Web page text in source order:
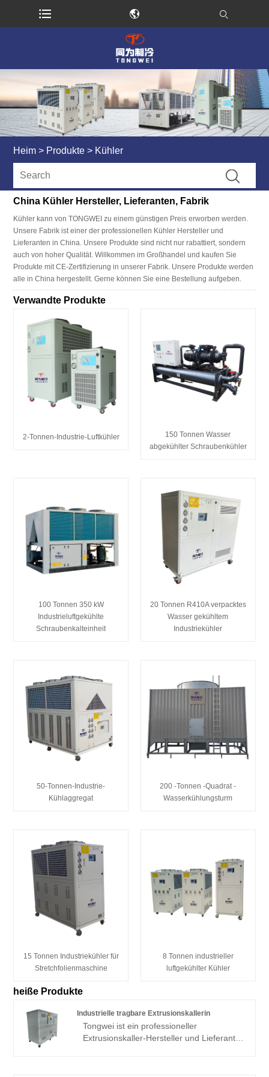
Heim > Produkte > Kühler
China Kühler Hersteller, Lieferanten, Fabrik
Kühler kann von TONGWEI zu einem günstigen Preis erworben werden.
Unsere Fabrik ist einer der professionellen Kühler Hersteller und
Lieferanten in China. Unsere Produkte sind nicht nur rabattiert, sondern
auch von hoher Qualität. Willkommen im Großhandel und kaufen Sie
Produkte mit CE-Zertifizierung in unserer Fabrik. Unsere Produkte werden
alle in China hergestellt. Gerne können Sie eine Bestellung aufgeben.
Verwandte Produkte
2-Tonnen-Industrie-Luftkühler
150 Tonnen Wasser
abgekühlter Schraubenkühler
100 Tonnen 350 kW
Industrieluftgekühlte
Schraubenkalteinheit
20 Tonnen R410A verpacktes
Wasser gekühltem
Industriekühler
50-Tonnen-Industrie-
Kühlaggregat
200 -Tonnen -Quadrat -
Wasserkühlungsturm
15 Tonnen Industriekühler für
Stretchfolienmaschine
8 Tonnen industrieller
luftgekühlter Kühler
heiße Produkte
Industrielle tragbare Extrusionskallerin
Tongwei ist ein professioneller
Extrusionskaller-Hersteller und Lieferant